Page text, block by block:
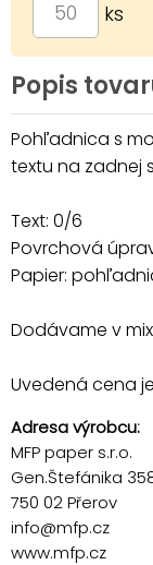
ks
Popis
Pohľadnica s
textu na zadnej
Text: 0/6
Povrchová
Papier:
Dodávame v
Uvedená cena je
Adresa výrobcu:
MFP paper s.r.o.
Gen.Štefánika
750 02 Přerov
info@mfp.cz
www.mfp.cz